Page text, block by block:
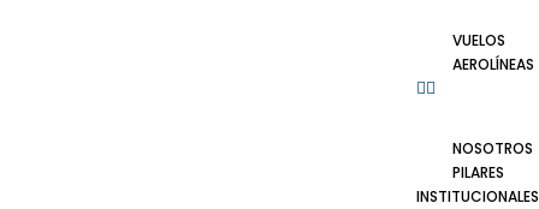
VUELOS
AEROLÍNEAS
NOSOTROS
PILARES
INSTITUCIONALES